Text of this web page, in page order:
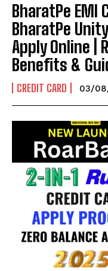
BharatPe EMI
BharatPe
Apply Online |
Benefits &
CREDIT CARD 03/